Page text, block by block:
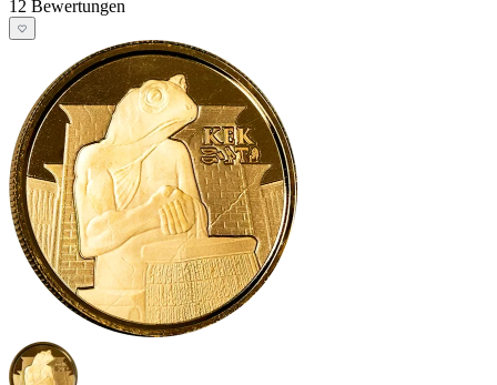
12 Bewertungen